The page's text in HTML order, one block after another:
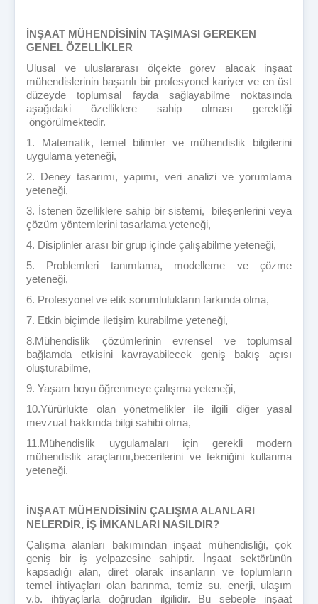
İNŞAAT MÜHENDİSİNİN TAŞIMASI GEREKEN
GENEL ÖZELLİKLER
Ulusal ve uluslararası ölçekte görev alacak inşaat
mühendislerinin başarılı bir profesyonel kariyer ve en üst
düzeyde toplumsal fayda sağlayabilme noktasında
aşağıdaki özelliklere sahip olması gerektiği
öngörülmektedir.
1. Matematik, temel bilimler ve mühendislik bilgilerini
uygulama yeteneği,
2. Deney tasarımı, yapımı, veri analizi ve yorumlama
yeteneği,
3. İstenen özelliklere sahip bir sistemi, bileşenlerini veya
çözüm yöntemlerini tasarlama yeteneği,
4. Disiplinler arası bir grup içinde çalışabilme yeteneği,
5. Problemleri tanımlama, modelleme ve çözme
yeteneği,
6. Profesyonel ve etik sorumlulukların farkında olma,
7. Etkin biçimde iletişim kurabilme yeteneği,
8.Mühendislik çözümlerinin evrensel ve toplumsal
bağlamda etkisini kavrayabilecek geniş bakış açısı
oluşturabilme,
9. Yaşam boyu öğrenmeye çalışma yeteneği,
10.Yürürlükte olan yönetmelikler ile ilgili diğer yasal
mevzuat hakkında bilgi sahibi olma,
11.Mühendislik uygulamaları için gerekli modern
mühendislik araçlarını,becerilerini ve tekniğini kullanma
yeteneği.
İNŞAAT MÜHENDİSİNİN ÇALIŞMA ALANLARI
NELERDİR, İŞ İMKANLARI NASILDIR?
Çalışma alanları bakımından inşaat mühendisliği, çok
geniş bir iş yelpazesine sahiptir. İnşaat sektörünün
kapsadığı alan, diret olarak insanların ve toplumların
temel ihtiyaçları olan barınma, temiz su, enerji, ulaşım
v.b. ihtiyaçlarla doğrudan ilgilidir. Bu sebeple inşaat